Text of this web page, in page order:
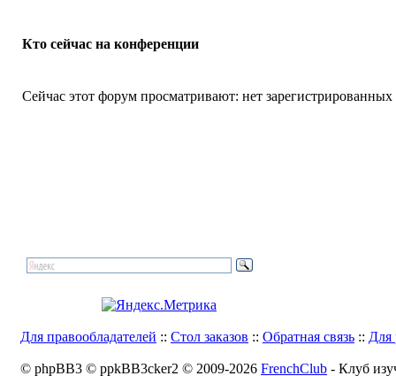
Кто сейчас на конференции
Сейчас этот форум просматривают: нет зарегистрированных
Для правообладателей :: Стол заказов :: Обратная связь :: Для
© phpBB3 © ppkBB3cker2 © 2009-2026 FrenchClub - Клуб